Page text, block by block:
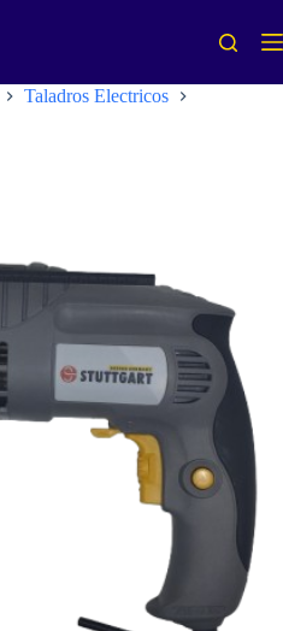
Taladros Electricos